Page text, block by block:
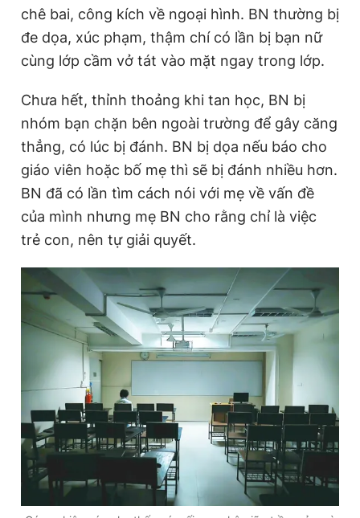
Hotline
0906 645 777
Liên hệ quảng cáo
0908 780 404
Phó tổng biên tập thường trực: Hải Thành
Phó tổng biên tập: Lâm Hiếu Dũng
Phó tổng biên tập: Trần Việt Hưng
Tổng thư ký tòa soạn: Đức Trung
Giấy phép xuất bản số 110/GP - BTTTT cấp ngày 24.3.2020
© 2003-2026 Bản quyền thuộc về Báo Thanh Niên. Cấm sao
chép dưới mọi hình thức nếu không có sự chấp thuận bằng văn
bản. Phát triển bởi ePi Technologies, JSC.
chê bai, công kích về ngoại hình. BN thường bị
đe dọa, xúc phạm, thậm chí có lần bị bạn nữ
cùng lớp cầm vở tát vào mặt ngay trong lớp.
Chưa hết, thỉnh thoảng khi tan học, BN bị
nhóm bạn chặn bên ngoài trường để gây căng
thẳng, có lúc bị đánh. BN bị dọa nếu báo cho
giáo viên hoặc bố mẹ thì sẽ bị đánh nhiều hơn.
BN đã có lần tìm cách nói với mẹ về vấn đề
của mình nhưng mẹ BN cho rằng chỉ là việc
trẻ con, nên tự giải quyết.